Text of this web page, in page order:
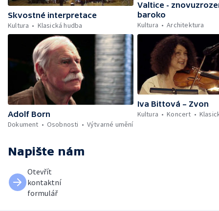
Skvostné interpretace
Kultura
Klasická hudba
Valtice -
baroko
Kultura
Architektura
Adolf Born
Dokument
Osobnosti Výtvarné umění
Iva Bittová – Zvon
Kultura
Koncert
Napište nám
Otevřít
kontaktní
formulář